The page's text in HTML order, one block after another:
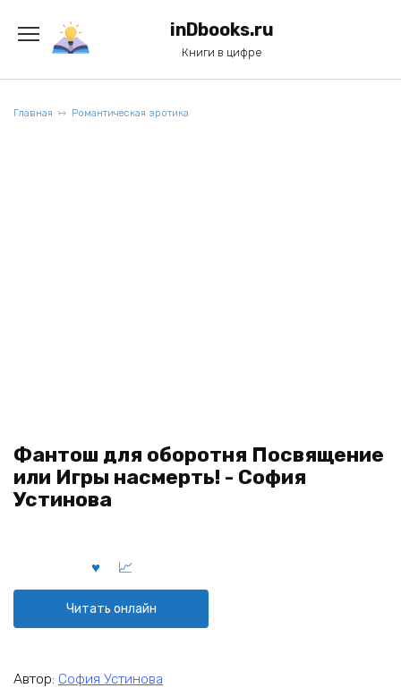
содержанию
inDbooks.ru
Книги в цифре
Главная Романтическая эротика
Фантош для оборотня Посвящение
или Игры насмерть! - София
Устинова
Читать онлайн
Автор: София Устинова